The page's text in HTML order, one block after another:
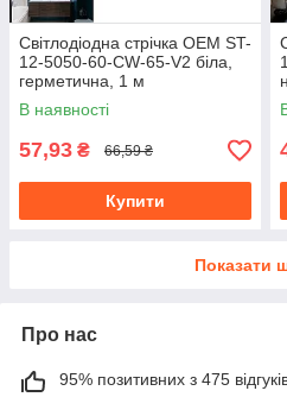
Світлодіодна стрічка OEM ST-
12-5050-60-CW-65-V2 біла,
герметична, 1 м
В наявності
57,93 ₴ 66,59 ₴
Купити
Показати
Про нас
95% позитивних з 475